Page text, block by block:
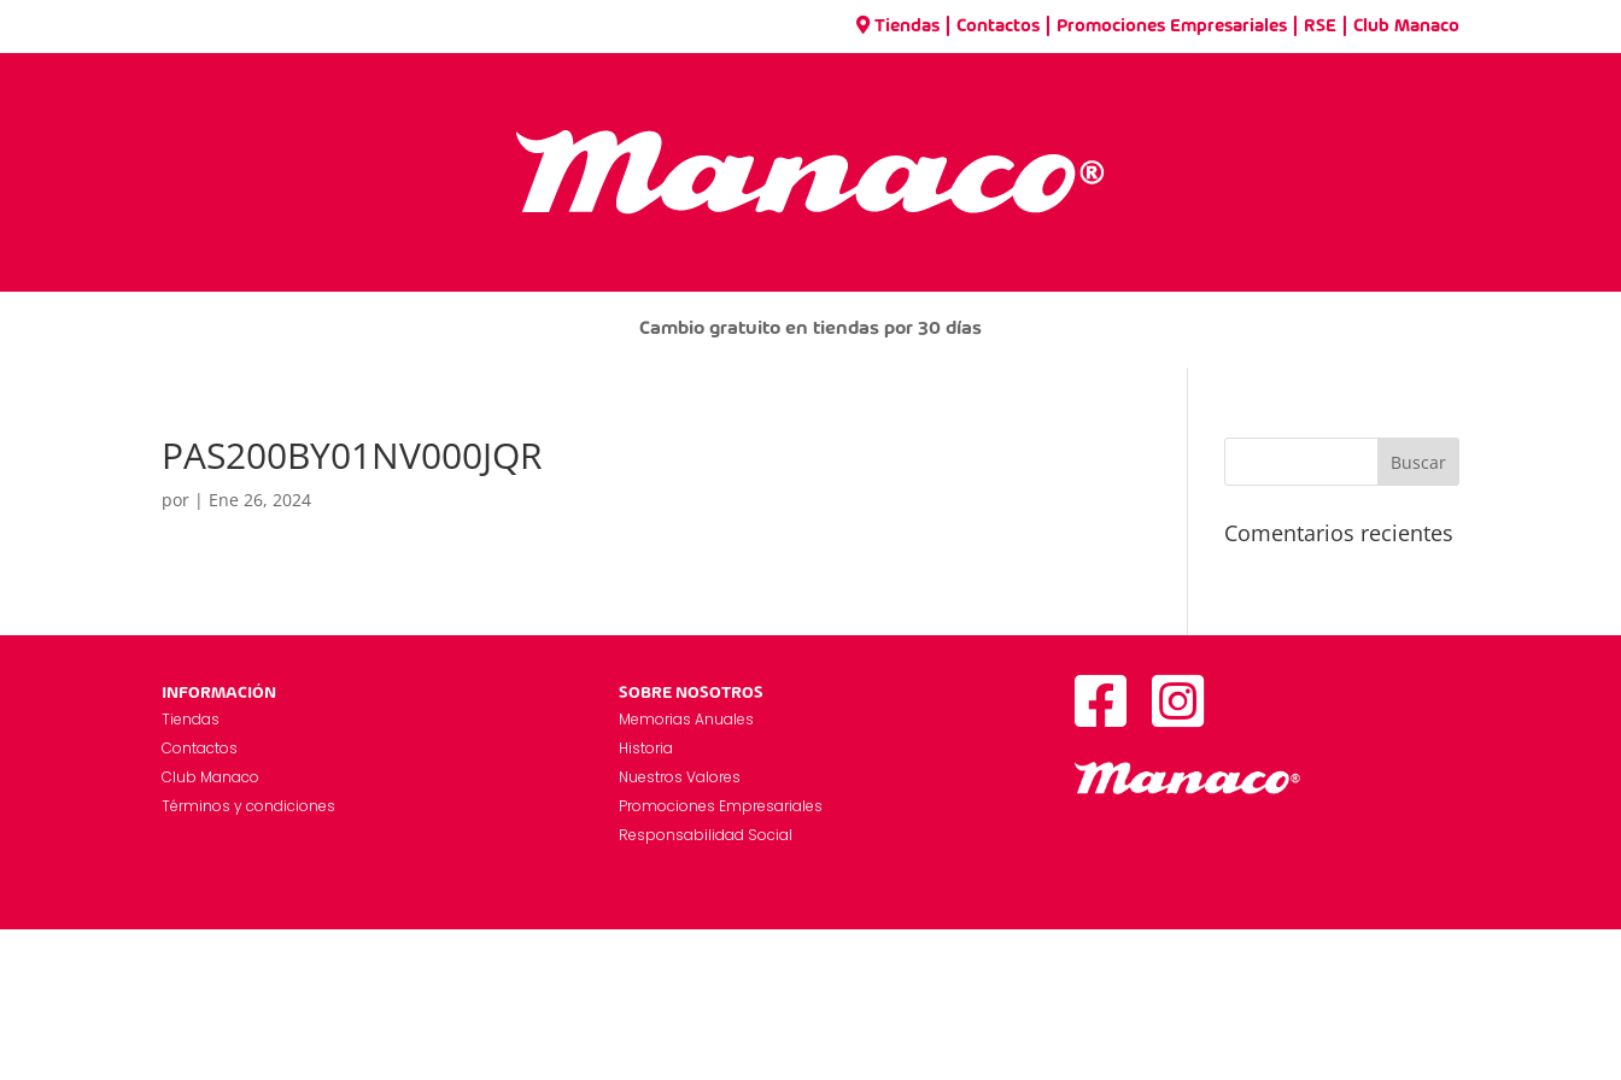
Tiendas| Contactos| Promociones Empresariales| RSE| Club Manaco
Cambio gratuito en tiendas por 30 días
PAS200BY01NV000JQR
por | Ene 26, 2024
Comentarios recientes
INFORMACIÓN
Tiendas
Contactos
Club Manaco
Términos y condiciones
SOBRE NOSOTROS
Memorias Anuales
Historia
Nuestros Valores
Promociones Empresariales
Responsabilidad Social